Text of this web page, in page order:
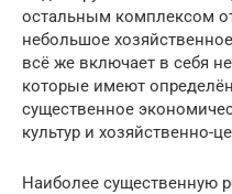
остальным комплексом
небольшое
всё же включает в себя
которые имеют
существенное
культур и хозяйственно-
Наиболее существенную